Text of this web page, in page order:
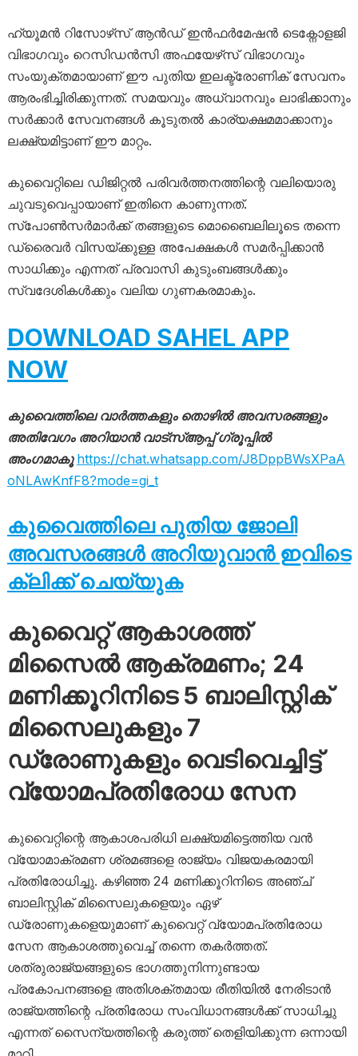
ഹ്യൂമൻ റിസോഴ്‌സ് ആൻഡ് ഇൻഫർമേഷൻ ടെക്നോളജി
വിഭാഗവും റെസിഡൻസി അഫയേഴ്‌സ് വിഭാഗവും
സംയുക്തമായാണ് ഈ പുതിയ ഇലക്ട്രോണിക് സേവനം
ആരംഭിച്ചിരിക്കുന്നത്. സമയവും അധ്വാനവും ലാഭിക്കാനും
സർക്കാർ സേവനങ്ങൾ കൂടുതൽ കാര്യക്ഷമമാക്കാനും
ലക്ഷ്യമിട്ടാണ് ഈ മാറ്റം.
കുവൈറ്റിലെ ഡിജിറ്റൽ പരിവർത്തനത്തിന്റെ വലിയൊരു
ചുവടുവെപ്പായാണ് ഇതിനെ കാണുന്നത്.
സ്പോൺസർമാർക്ക് തങ്ങളുടെ മൊബൈലിലൂടെ തന്നെ
ഡ്രൈവർ വിസയ്ക്കുള്ള അപേക്ഷകൾ സമർപ്പിക്കാൻ
സാധിക്കും എന്നത് പ്രവാസി കുടുംബങ്ങൾക്കും
സ്വദേശികൾക്കും വലിയ ഗുണകരമാകും.
DOWNLOAD SAHEL APP
NOW
കുവൈത്തിലെ വാർത്തകളും തൊഴിൽ അവസരങ്ങളും
അതിവേഗം അറിയാൻ വാട്സ്ആപ്പ് ഗ്രൂപ്പിൽ
അംഗമാകൂ https://chat.whatsapp.com/J8DppBWsXPaA
oNLAwKnfF8?mode=gi_t
കുവൈത്തിലെ പുതിയ ജോലി
അവസരങ്ങൾ അറിയുവാൻ ഇവിടെ
ക്ലിക്ക് ചെയ്യുക
കുവൈറ്റ് ആകാശത്ത്
മിസൈൽ ആക്രമണം; 24
മണിക്കൂറിനിടെ 5 ബാലിസ്റ്റിക്
മിസൈലുകളും 7
ഡ്രോണുകളും വെടിവെച്ചിട്ട്
വ്യോമപ്രതിരോധ സേന
കുവൈറ്റിന്റെ ആകാശപരിധി ലക്ഷ്യമിട്ടെത്തിയ വൻ
വ്യോമാക്രമണ ശ്രമങ്ങളെ രാജ്യം വിജയകരമായി
പ്രതിരോധിച്ചു. കഴിഞ്ഞ 24 മണിക്കൂറിനിടെ അഞ്ച്
ബാലിസ്റ്റിക് മിസൈലുകളെയും ഏഴ്
ഡ്രോണുകളെയുമാണ് കുവൈറ്റ് വ്യോമപ്രതിരോധ
സേന ആകാശത്തുവെച്ച് തന്നെ തകർത്തത്.
ശത്രുരാജ്യങ്ങളുടെ ഭാഗത്തുനിന്നുണ്ടായ
പ്രകോപനങ്ങളെ അതിശക്തമായ രീതിയിൽ നേരിടാൻ
രാജ്യത്തിന്റെ പ്രതിരോധ സംവിധാനങ്ങൾക്ക് സാധിച്ചു
എന്നത് സൈന്യത്തിന്റെ കരുത്ത് തെളിയിക്കുന്ന ഒന്നായി